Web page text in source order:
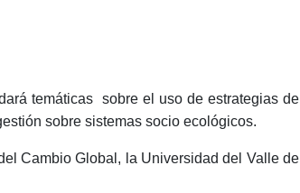
temáticas
sobre el uso de estrategias de
sobre sistemas socio ecológicos.
Cambio Global, la Universidad del Valle de